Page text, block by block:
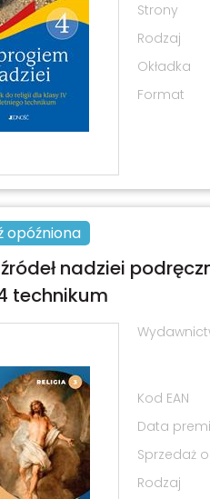
Strony
Rodzaj
Okładka
Format
opóźniona
nadziei
technikum
Kod EAN
Data
Sprzedaż
Rodzaj